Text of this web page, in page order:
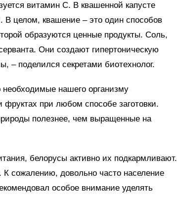
витамин С. В квашенной капусте
целом, квашение – это один способов
образуются ценные продукты. Соль,
Они создают гипертоническую
– поделился секретами биотехнолог.
нашего организму
при любом способе заготовки.
полезнее, чем выращенные на
белорусы активно их подкармливают.
сожалению, довольно часто население
особое внимание уделять